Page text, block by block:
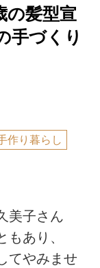
の髪型宣
手づくり
作り暮らし
美子さん
あり、
てやみませ